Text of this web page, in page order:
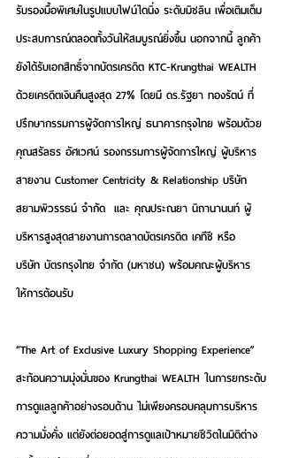
รับรองมื้อพิเศษในรูปแบบไฟน์ไดนิ่ง ระดับมิชลิน เพื่อเติมเต็ม
ประสบการณ์ตลอดทั้งวันให้สมบูรณ์ยิ่งขึ้น นอกจากนี้ ลูกค้า
ยังได้รับเอกสิทธิ์จากบัตรเครดิต KTC-Krungthai WEALTH
ด้วยเครดิตเงินคืนสูงสุด 27% โดยมี ดร.รัฐยา ทองรัตน์ ที่
ปรึกษากรรมการผู้จัดการใหญ่ ธนาคารกรุงไทย พร้อมด้วย
คุณสรัลธร อัศเวศน์ รองกรรมการผู้จัดการใหญ่ ผู้บริหาร
สายงาน Customer Centricity & Relationship บริษัท
สยามพิวรรธน์ จำกัด  และ คุณประณยา นิถานานนท์ ผู้
บริหารสูงสุดสายงานการตลาดบัตรเครดิต เคทีซี หรือ
บริษัท บัตรกรุงไทย จำกัด (มหาชน) พร้อมคณะผู้บริหาร
ให้การต้อนรับ
“The Art of Exclusive Luxury Shopping Experience”
สะท้อนความมุ่งมั่นของ Krungthai WEALTH ในการยกระดับ
การดูแลลูกค้าอย่างรอบด้าน ไม่เพียงครอบคลุมการบริหาร
ความมั่งคั่ง แต่ยังต่อยอดสู่การดูแลเป้าหมายชีวิตในมิติต่าง